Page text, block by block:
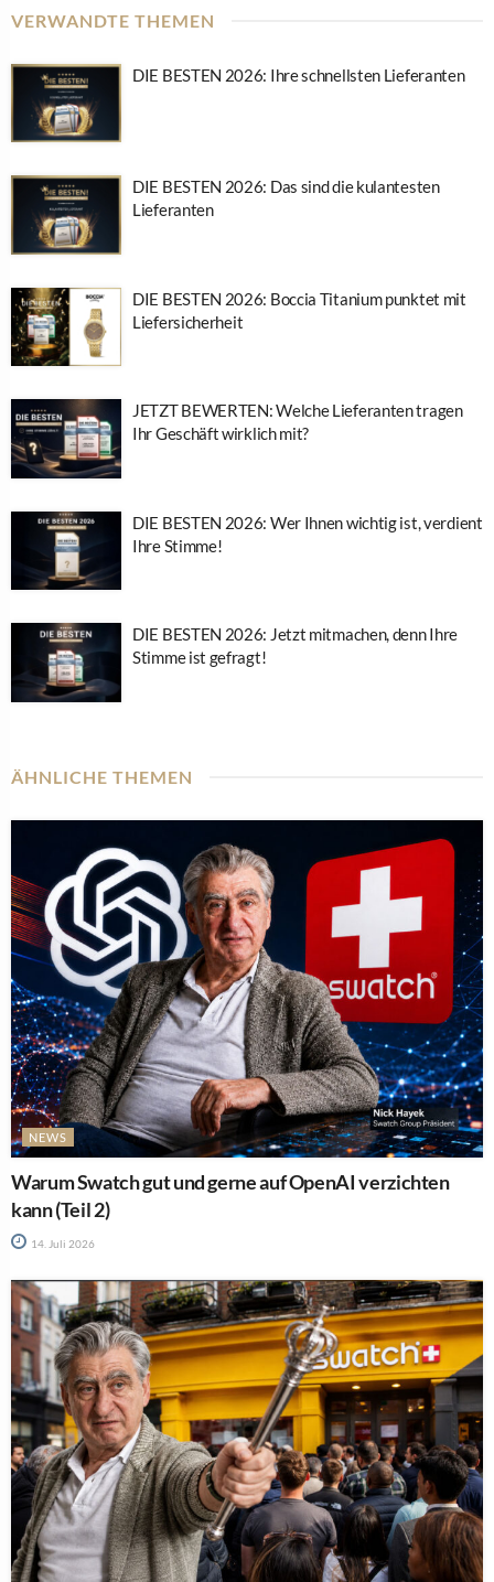
VERWANDTE THEMEN
DIE BESTEN 2026: Ihre schnellsten Lieferanten
DIE BESTEN 2026: Das sind die kulantesten
Lieferanten
DIE BESTEN 2026: Boccia Titanium punktet mit
Liefersicherheit
JETZT BEWERTEN: Welche Lieferanten tragen
Ihr Geschäft wirklich mit?
DIE BESTEN 2026: Wer Ihnen wichtig ist, verdient
Ihre Stimme!
DIE BESTEN 2026: Jetzt mitmachen, denn Ihre
Stimme ist gefragt!
ÄHNLICHE THEMEN
NEWS
Warum Swatch gut und gerne auf OpenAI verzichten
kann (Teil 2)
14. Juli 2026